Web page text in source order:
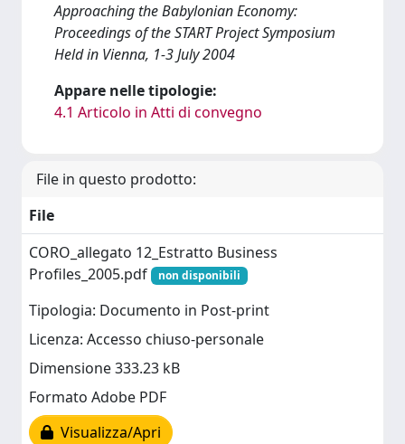
Approaching the Babylonian Economy:
Proceedings of the START Project Symposium
Held in Vienna, 1-3 July 2004
Appare nelle tipologie:
4.1 Articolo in Atti di convegno
File in questo prodotto:
File
CORO_allegato 12_Estratto Business
Profiles_2005.pdf
non disponibili
Tipologia: Documento in Post-print
Licenza: Accesso chiuso-personale
Dimensione 333.23 kB
Formato Adobe PDF
Visualizza/Apri